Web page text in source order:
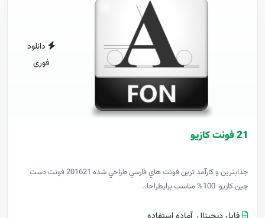
دانلود
فوری
21 فونت کازيو
جذابترين و کارآمد ترين فونت هاي فارسي طراحي شده 201621 فونت دست
چين کازيو 100% مناسب برايطراحا..